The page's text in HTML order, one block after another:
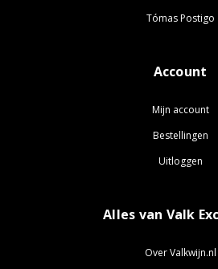
Tómas Postigo
Account
Mijn account
Bestellingen
Uitloggen
Alles van Valk
Over Valkwijn.nl